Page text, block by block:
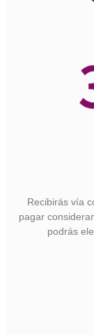
Recibirás vía
pagar
podrás